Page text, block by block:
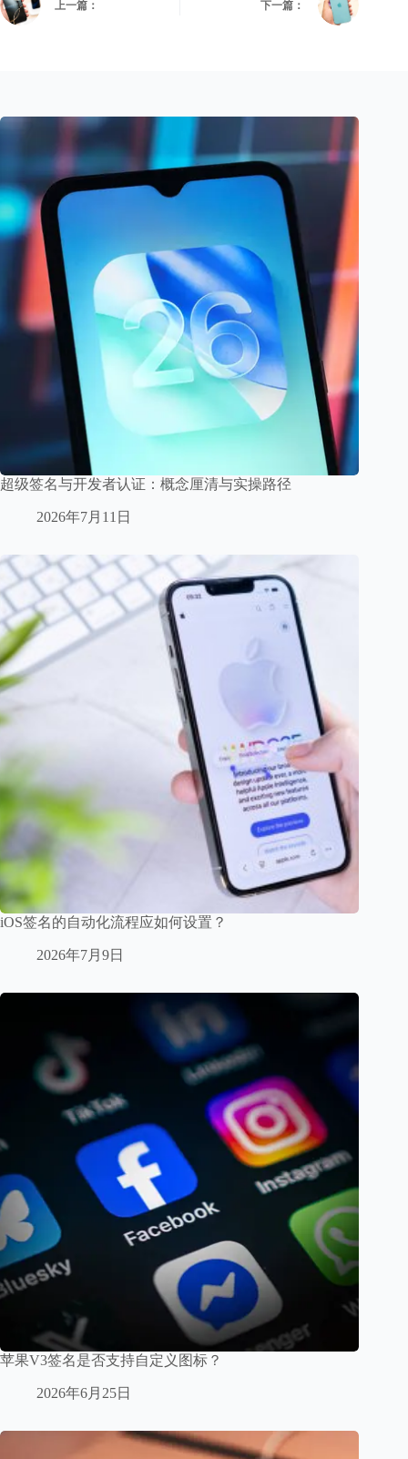
上一篇： 下一篇：
超级签名与开发者认证：概念厘清与实操路径
2026年7月11日
iOS签名的自动化流程应如何设置？
2026年7月9日
苹果V3签名是否支持自定义图标？
2026年6月25日